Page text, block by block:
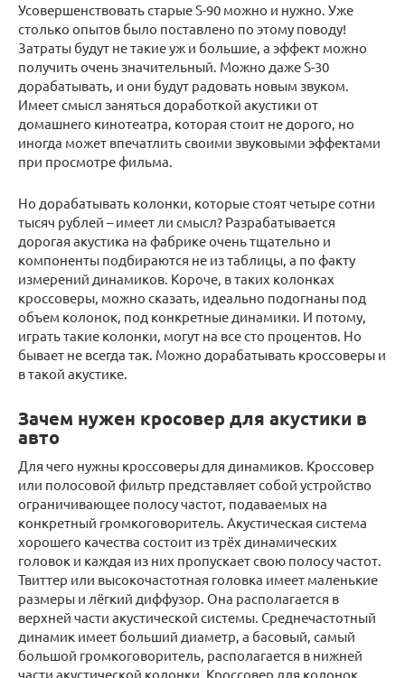
Усовершенствовать старые S-90 можно и нужно. Уже
столько опытов было поставлено по этому поводу!
Затраты будут не такие уж и большие, а эффект можно
получить очень значительный. Можно даже S-30
дорабатывать, и они будут радовать новым звуком.
Имеет смысл заняться доработкой акустики от
домашнего кинотеатра, которая стоит не дорого, но
иногда может впечатлить своими звуковыми эффектами
при просмотре фильма.
Но дорабатывать колонки, которые стоят четыре сотни
тысяч рублей – имеет ли смысл? Разрабатывается
дорогая акустика на фабрике очень тщательно и
компоненты подбираются не из таблицы, а по факту
измерений динамиков. Короче, в таких колонках
кроссоверы, можно сказать, идеально подогнаны под
объем колонок, под конкретные динамики. И потому,
играть такие колонки, могут на все сто процентов. Но
бывает не всегда так. Можно дорабатывать кроссоверы и
в такой акустике.
Зачем нужен кросовер для акустики в
авто
Для чего нужны кроссоверы для динамиков. Кроссовер
или полосовой фильтр представляет собой устройство
ограничивающее полосу частот, подаваемых на
конкретный громкоговоритель. Акустическая система
хорошего качества состоит из трёх динамических
головок и каждая из них пропускает свою полосу частот.
Твиттер или высокочастотная головка имеет маленькие
размеры и лёгкий диффузор. Она располагается в
верхней части акустической системы. Среднечастотный
динамик имеет больший диаметр, а басовый, самый
большой громкоговоритель, располагается в нижней
части акустической колонки. Кроссовер для колонок